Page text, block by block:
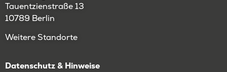
Tauentzienstraße 13
10789 Berlin
Weitere Standorte
Datenschutz & Hinweise